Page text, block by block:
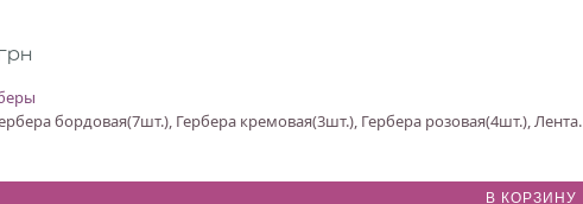
бордовая(7шт.), Гербера кремовая(3шт.), Гербера розовая(4шт.), Лента.